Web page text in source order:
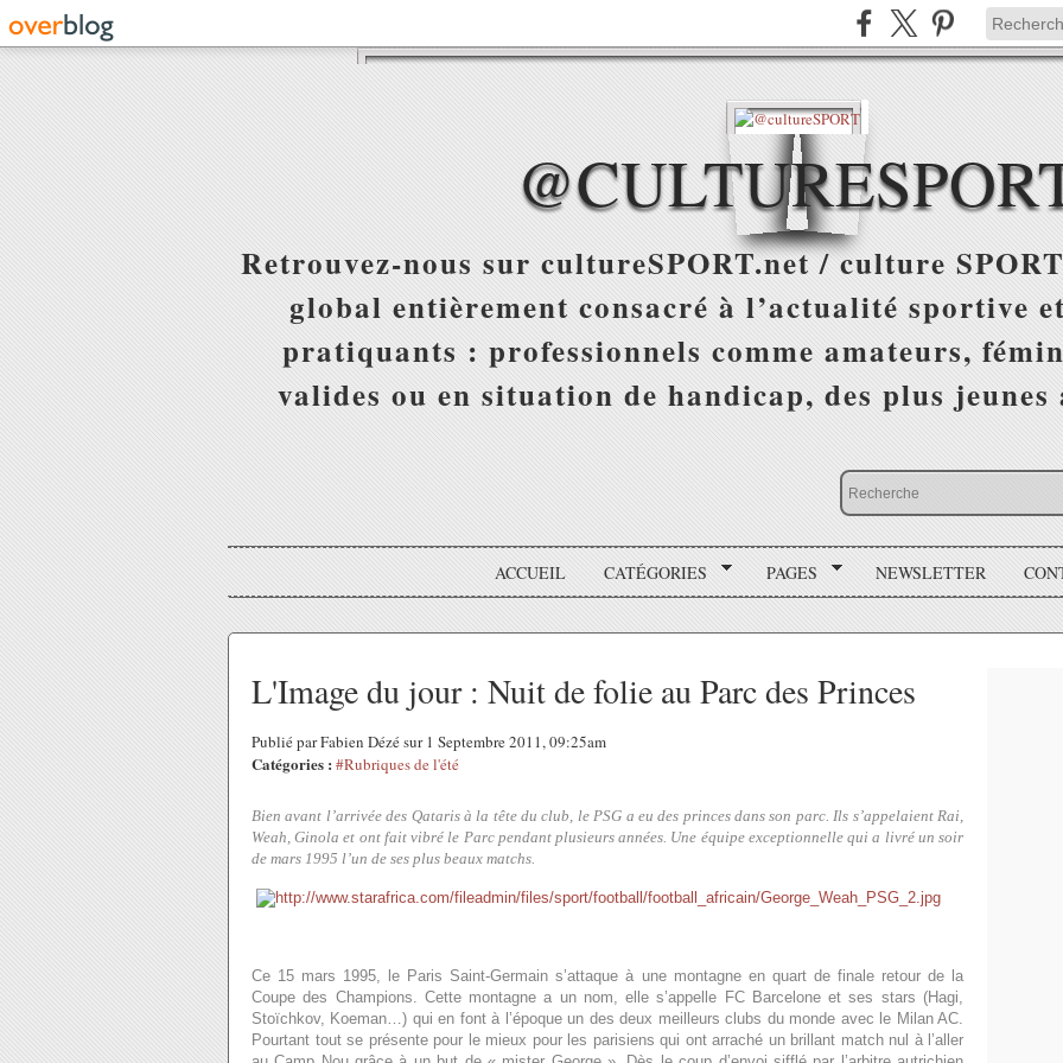
Retrouvez-nous sur cultureSPORT.net / culture
global entièrement consacré à l’actualité sportive
pratiquants : professionnels comme amateurs,
valides ou en situation de handicap, des plus
ACCUEIL CATÉGORIES PAGES NEWSLETTER
L'Image du jour : Nuit de folie au Parc des Princes
Publié par Fabien Dézé sur 1 Septembre 2011, 09:25am
Catégories : #Rubriques de l'été
Bien avant l’arrivée des Qataris à la tête du club, le PSG a eu des princes dans son parc. Ils s’appelaient Rai,
Weah, Ginola et ont fait vibré le Parc pendant plusieurs années. Une équipe exceptionnelle qui a livré un soir
de mars 1995 l’un de ses plus beaux matchs.
Ce 15 mars 1995, le Paris Saint-Germain s’attaque à une montagne en quart de finale retour de la
Coupe des Champions. Cette montagne a un nom, elle s’appelle FC Barcelone et ses stars (Hagi,
Stoïchkov, Koeman…) qui en font à l’époque un des deux meilleurs clubs du monde avec le Milan AC.
Pourtant tout se présente pour le mieux pour les parisiens qui ont arraché un brillant match nul à l’aller